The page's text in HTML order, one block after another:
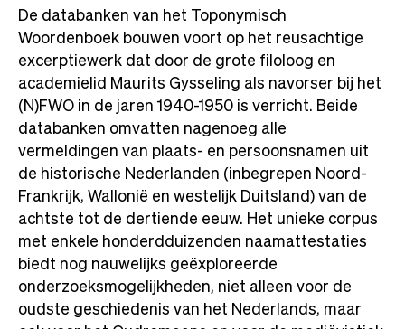
De databanken van het Toponymisch
Woordenboek bouwen voort op het reusachtige
excerptiewerk dat door de grote filoloog en
academielid Maurits Gysseling als navorser bij het
(N)FWO in de jaren 1940-1950 is verricht. Beide
databanken omvatten nagenoeg alle
vermeldingen van plaats- en persoonsnamen uit
de historische Nederlanden (inbegrepen Noord-
Frankrijk, Wallonië en westelijk Duitsland) van de
achtste tot de dertiende eeuw. Het unieke corpus
met enkele honderdduizenden naamattestaties
biedt nog nauwelijks geëxploreerde
onderzoeksmogelijkheden, niet alleen voor de
oudste geschiedenis van het Nederlands, maar